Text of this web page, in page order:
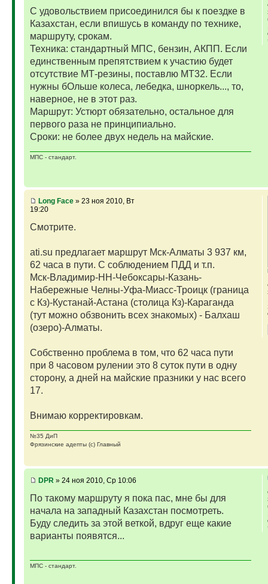
С удовольствием присоединился бы к поездке в
Казахстан, если впишусь в команду по технике,
маршруту, срокам.
Техника: стандартный МПС, бензин, АКПП. Если
единственным препятствием к участию будет
отсутствие МТ-резины, поставлю МТ32. Если
нужны бОльше колеса, лебедка, шноркель..., то,
наверное, не в этот раз.
Маршрут: Устюрт обязательно, остальное для
первого раза не принципиально.
Сроки: не более двух недель на майские.
МПС - стандарт.
Long Face» 23 ноя 2010, Вт
19:20
Cмотрите.
ati.su предлагает маршрут Мск-Алматы 3 937 км,
62 часа в пути. С соблюдением ПДД и т.п.
Мск-Владимир-НН-Чебоксары-Казань-
Набережные Челны-Уфа-Миасс-Троицк (граница
с Кз)-Кустанай-Астана (столица Кз)-Караганда
(тут можно обзвонить всех знакомых) - Балхаш
(озеро)-Алматы.
Собственно проблема в том, что 62 часа пути
при 8 часовом рулении это 8 суток пути в одну
сторону, а дней на майские празники у нас всего
17.
Внимаю корректировкам.
№35 ДиП
Фрязинские адепты (с) Главный
DPR » 24 ноя 2010, Ср 10:06
По такому маршруту я пока пас, мне бы для
начала на западный Казахстан посмотреть.
Буду следить за этой веткой, вдруг еще какие
варианты появятся...
МПС - стандарт.